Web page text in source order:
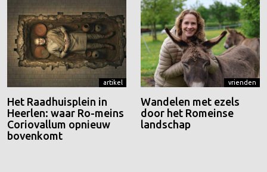
artikel
Het Raadhuisplein in
Heerlen: waar Ro-meins
Coriovallum opnieuw
bovenkomt
vrienden
Wandelen met ezels
door het Romeinse
landschap